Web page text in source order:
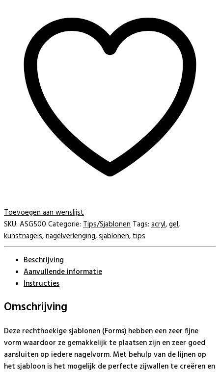
Toevoegen aan wenslijst
SKU: ASG500 Categorie: Tips/Sjablonen Tags: acryl,gel,
kunstnagels,nagelverlenging,sjablonen,tips
Beschrijving
Aanvullende informatie
Instructies
Omschrijving
Deze rechthoekige sjablonen (Forms) hebben een zeer fijne
vorm waardoor ze gemakkelijk te plaatsen zijn en zeer goed
aansluiten op iedere nagelvorm. Met behulp van de lijnen op
het sjabloon is het mogelijk de perfecte zijwallen te creëren en